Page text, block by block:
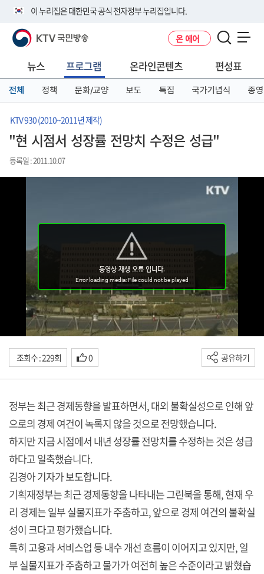
이 누리집은 대한민국 공식 전자정부 누리집입니다.
공식 누리집 주소 확인하기
니다.
이밖에 or.kr 또는 .kr등 다른 도메인 주소를 사용하고 있다면 아래 URL에
서 도메인 주소를 확인해 보세요
KTV 국민방송 온 에어
뉴스 프로그램 온라인콘텐츠 편성표
전체 정책 문화/교양 보도 특집 국가기념식 종영
KTV 930 (2010~2011년 제작)
"현 시점서 성장률 전망치 수정은 성급"
등록일 : 2011.10.07
조회수 : 229회 0 공유하기
정부는 최근 경제동향을 발표하면서, 대외 불확실성으로 인해 앞
으로의 경제 여건이 녹록지 않을 것으로 전망했습니다.
하지만 지금 시점에서 내년 성장률 전망치를 수정하는 것은 성급
하다고 일축했습니다.
김경아 기자가 보도합니다.
기획재정부는 최근 경제동향을 나타내는 그린북을 통해, 현재 우
리 경제는 일부 실물지표가 주춤하고, 앞으로 경제 여건의 불확실
성이 크다고 평가했습니다.
특히 고용과 서비스업 등 내수 개선 흐름이 이어지고 있지만, 일
부 실물지표가 주춤하고 물가가 여전히 높은 수준이라고 밝혔습